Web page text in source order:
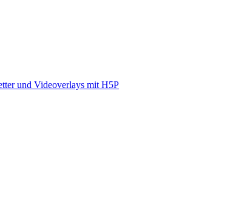
und Videoverlays mit H5P